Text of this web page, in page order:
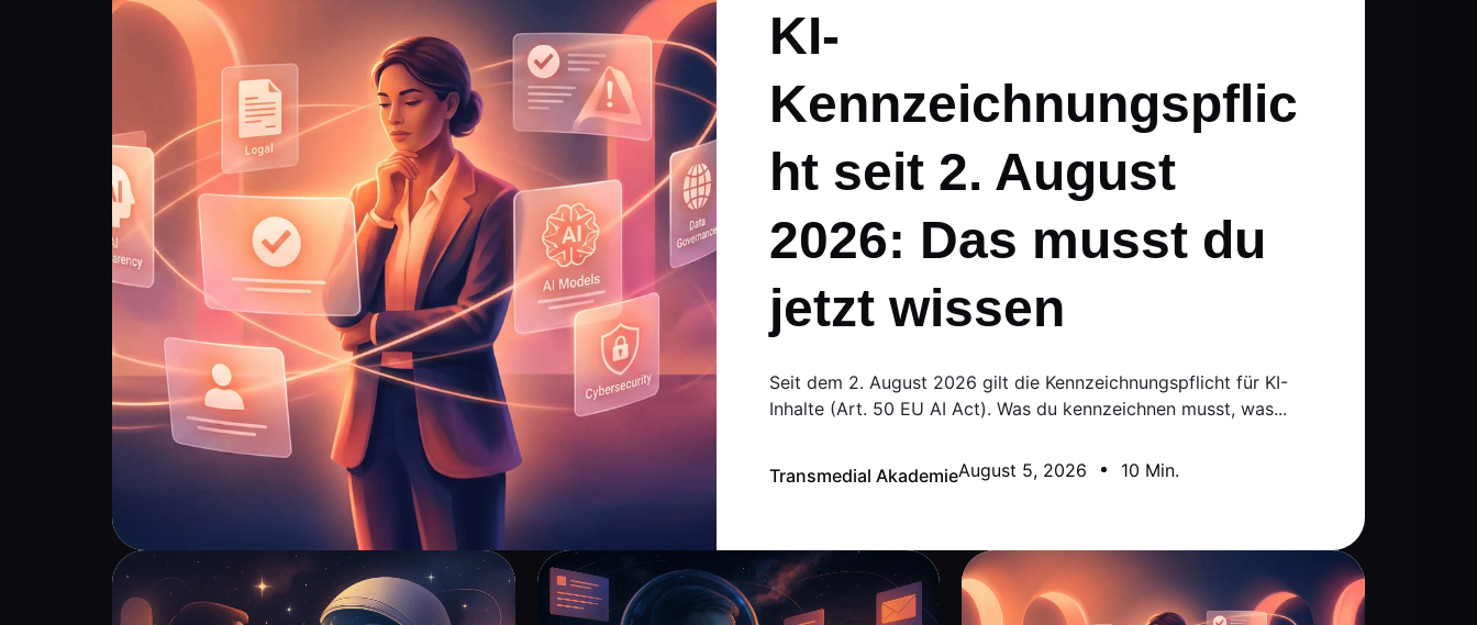
KI-
Kennzeichnungspflic
ht seit 2. August
2026: Das musst du
jetzt wissen
Seit dem 2. August 2026 gilt die Kennzeichnungspflicht für KI-
Inhalte (Art. 50 EU AI Act). Was du kennzeichnen musst, was...
Transmedial AkademieAugust 5, 2026 10 Min.